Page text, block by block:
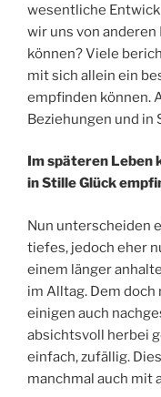
wesentliche
wir uns von
können? Viele
mit sich allein ein
empfinden können.
Beziehungen und in
Im späteren Leben
in Stille Glück
Nun unterscheiden
tiefes, jedoch eher
einem länger
im Alltag. Dem
einigen auch
absichtsvoll herbei
einfach, zufällig.
manchmal auch mit